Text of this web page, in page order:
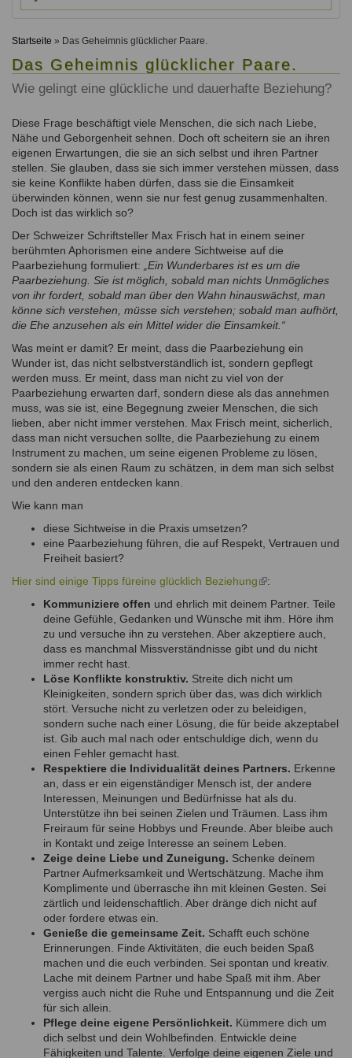
Qualität unserer Therapeuten
Systemischer Ansatz
Seminare und Kurse
Fortbildungen
Ausbildungsinstitute
Information über Qualifikation
Liste der Fachverbände
Benutzername*
Passwort*
vergessen?
Links
Startseite » Das Geheimnis glücklicher Paare.
Das Geheimnis glücklicher Paare.
Wie gelingt eine glückliche und dauerhafte Beziehung?
Diese Frage beschäftigt viele Menschen, die sich nach Liebe,
Nähe und Geborgenheit sehnen. Doch oft scheitern sie an ihren
eigenen Erwartungen, die sie an sich selbst und ihren Partner
stellen. Sie glauben, dass sie sich immer verstehen müssen, dass
sie keine Konflikte haben dürfen, dass sie die Einsamkeit
überwinden können, wenn sie nur fest genug zusammenhalten.
Doch ist das wirklich so?
Der Schweizer Schriftsteller Max Frisch hat in einem seiner
berühmten Aphorismen eine andere Sichtweise auf die
Paarbeziehung formuliert:
„Ein Wunderbares ist es um die
Paarbeziehung. Sie ist möglich, sobald man nichts Unmögliches
von ihr fordert, sobald man über den Wahn hinauswächst, man
könne sich verstehen, müsse sich verstehen; sobald man aufhört,
die Ehe anzusehen als ein Mittel wider die Einsamkeit.“
Was meint er damit? Er meint, dass die Paarbeziehung ein
Wunder ist, das nicht selbstverständlich ist, sondern gepflegt
werden muss. Er meint, dass man nicht zu viel von der
Paarbeziehung erwarten darf, sondern diese als das annehmen
muss, was sie ist, eine Begegnung zweier Menschen, die sich
lieben, aber nicht immer verstehen. Max Frisch meint, sicherlich,
dass man nicht versuchen sollte, die Paarbeziehung zu einem
Instrument zu machen, um seine eigenen Probleme zu lösen,
sondern sie als einen Raum zu schätzen, in dem man sich selbst
und den anderen entdecken kann.
Wie kann man
diese Sichtweise in die Praxis umsetzen?
eine Paarbeziehung führen, die auf Respekt, Vertrauen und
Freiheit basiert?
Hier sind einige Tipps füreine glücklich Beziehung(link
external)
:
Kommuniziere offen und ehrlich mit deinem Partner. Teile
deine Gefühle, Gedanken und Wünsche mit ihm. Höre ihm
zu und versuche ihn zu verstehen. Aber akzeptiere auch,
dass es manchmal Missverständnisse gibt und du nicht
immer recht hast.
Löse Konflikte konstruktiv. Streite dich nicht um
Kleinigkeiten, sondern sprich über das, was dich wirklich
stört. Versuche nicht zu verletzen oder zu beleidigen,
sondern suche nach einer Lösung, die für beide akzeptabel
ist. Gib auch mal nach oder entschuldige dich, wenn du
einen Fehler gemacht hast.
Respektiere die Individualität deines Partners. Erkenne
an, dass er ein eigenständiger Mensch ist, der andere
Interessen, Meinungen und Bedürfnisse hat als du.
Unterstütze ihn bei seinen Zielen und Träumen. Lass ihm
Freiraum für seine Hobbys und Freunde. Aber bleibe auch
in Kontakt und zeige Interesse an seinem Leben.
Zeige deine Liebe und Zuneigung. Schenke deinem
Partner Aufmerksamkeit und Wertschätzung. Mache ihm
Komplimente und überrasche ihn mit kleinen Gesten. Sei
zärtlich und leidenschaftlich. Aber dränge dich nicht auf
oder fordere etwas ein.
Genieße die gemeinsame Zeit. Schafft euch schöne
Erinnerungen. Finde Aktivitäten, die euch beiden Spaß
machen und die euch verbinden. Sei spontan und kreativ.
Lache mit deinem Partner und habe Spaß mit ihm. Aber
vergiss auch nicht die Ruhe und Entspannung und die Zeit
für sich allein.
Pflege deine eigene Persönlichkeit. Kümmere dich um
dich selbst und dein Wohlbefinden. Entwickle deine
Fähigkeiten und Talente. Verfolge deine eigenen Ziele und